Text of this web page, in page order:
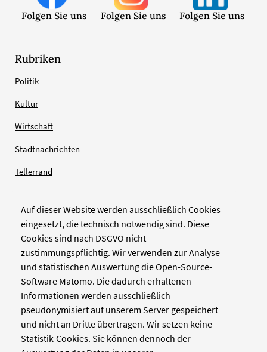
Auf dieser Website werden ausschließlich Cookies
eingesetzt, die technisch notwendig sind. Diese
Cookies sind nach DSGVO nicht
zustimmungspflichtig. Wir verwenden zur Analyse
und statistischen Auswertung die Open-Source-
Software Matomo. Die dadurch erhaltenen
Informationen werden ausschließlich
pseudonymisiert auf unserem Server gespeichert
und nicht an Dritte übertragen. Wir setzen keine
Statistik-Cookies. Sie können dennoch der
Folgen Sie uns Folgen Sie uns Folgen Sie uns
Rubriken
Politik
Kultur
Wirtschaft
Stadtnachrichten
Tellerrand
Verlag
Zellwerk GmbH & Co KG
Pinienstraße 2
40233 Düsseldorf
www.zellwerk.com